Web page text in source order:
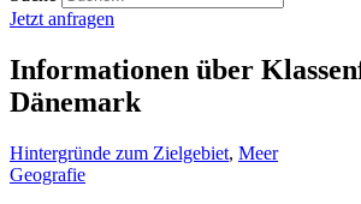
Jetzt anfragen
Informationen über
Dänemark
Hintergründe zum Zielgebiet, Meer
Geografie